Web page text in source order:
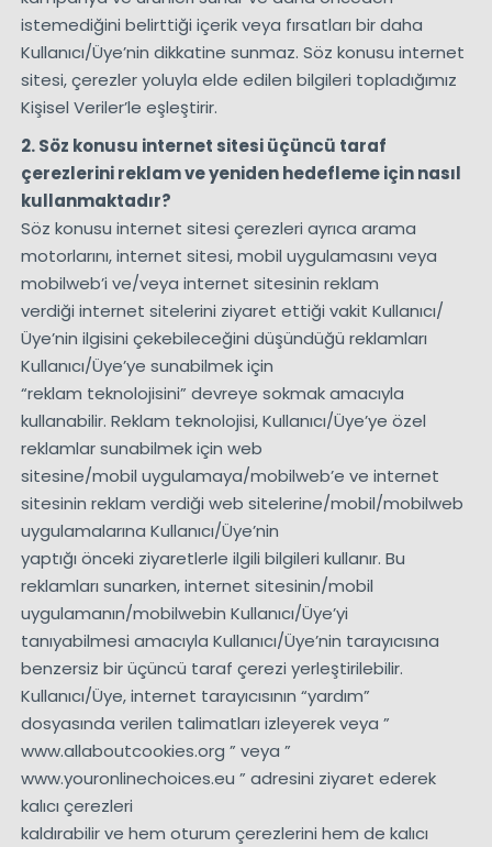
istemediğini belirttiği içerik veya fırsatları bir daha
Kullanıcı/Üye’nin dikkatine sunmaz. Söz konusu internet
sitesi, çerezler yoluyla elde edilen bilgileri topladığımız
Kişisel Veriler’le eşleştirir.
2. Söz konusu internet sitesi üçüncü taraf
çerezlerini reklam ve yeniden hedefleme için nasıl
kullanmaktadır?
Söz konusu internet sitesi çerezleri ayrıca arama
motorlarını, internet sitesi, mobil uygulamasını veya
mobilweb’i ve/veya internet sitesinin reklam
verdiği internet sitelerini ziyaret ettiği vakit Kullanıcı/
Üye’nin ilgisini çekebileceğini düşündüğü reklamları
Kullanıcı/Üye’ye sunabilmek için
“reklam teknolojisini” devreye sokmak amacıyla
kullanabilir. Reklam teknolojisi, Kullanıcı/Üye’ye özel
reklamlar sunabilmek için web
sitesine/mobil uygulamaya/mobilweb’e ve internet
sitesinin reklam verdiği web sitelerine/mobil/mobilweb
uygulamalarına Kullanıcı/Üye’nin
yaptığı önceki ziyaretlerle ilgili bilgileri kullanır. Bu
reklamları sunarken, internet sitesinin/mobil
uygulamanın/mobilwebin Kullanıcı/Üye’yi
tanıyabilmesi amacıyla Kullanıcı/Üye’nin tarayıcısına
benzersiz bir üçüncü taraf çerezi yerleştirilebilir.
Kullanıcı/Üye, internet tarayıcısının “yardım”
dosyasında verilen talimatları izleyerek veya ”
www.allaboutcookies.org ” veya ”
www.youronlinechoices.eu ” adresini ziyaret ederek
kalıcı çerezleri
kaldırabilir ve hem oturum çerezlerini hem de kalıcı